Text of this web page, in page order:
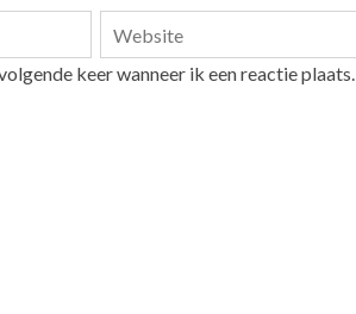
keer wanneer ik een reactie plaats.